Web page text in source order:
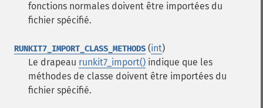
fonctions normales doivent être importées du
fichier spécifié.
RUNKIT7_IMPORT_CLASS_METHODS (int)
Le drapeau runkit7_import() indique que les
méthodes de classe doivent être importées du
fichier spécifié.